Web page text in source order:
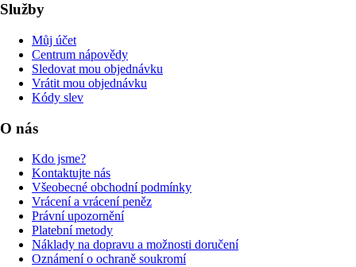
Služby
Můj účet
Centrum nápovědy
Sledovat mou objednávku
Vrátit mou objednávku
Kódy slev
O nás
Kdo jsme?
Kontaktujte nás
Všeobecné obchodní podmínky
Vrácení a vrácení peněz
Právní upozornění
Platební metody
Náklady na dopravu a možnosti doručení
Oznámení o ochraně soukromí